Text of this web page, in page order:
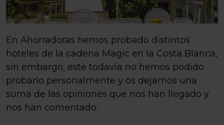
En Ahorradoras hemos probado distintos
hoteles de la cadena Magic en la Costa Blanca,
sin embargo, este todavía no hemos podido
probarlo personalmente y os dejamos una
suma de las opiniones que nos han llegado y
nos han comentado.